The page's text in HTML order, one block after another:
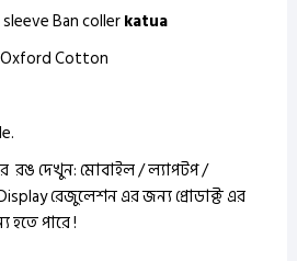
Ban collerkatua
Cotton
রঙ দেখুন: মোবাইল / ল্যাপটপ /
রেজুলেশন এর জন্য প্রোডাক্ট এর
হতে পারে !